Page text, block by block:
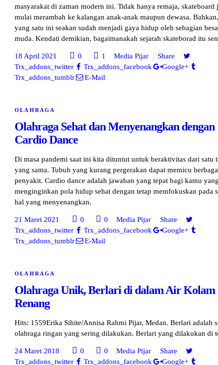
masyarakat di zaman modern ini. Tidak hanya remaja, skateboard
mulai merambah ke kalangan anak-anak maupun dewasa.
yang satu ini seakan sudah menjadi gaya hidup oleh sebagian
muda. Kendati demikian, bagaimanakah sejarah skateborad itu
18 April 2021 0 1 Media Pijar
Share
Trx_addons_twitter
Trx_addons_facebook
Google+
Trx_addons_tumblr
E-Mail
OLAHRAGA
Olahraga Sehat dan Menyenangkan dengan
Cardio Dance
Di masa pandemi saat ini kita dituntut untuk beraktivitas dari satu
yang sama. Tubuh yang kurang pergerakan dapat memicu
penyakit. Cardio dance adalah jawaban yang tepat bagi kamu
menginginkan pola hidup sehat dengan tetap memfokuskan pada
hal yang menyenangkan.
21 Maret 2021 0 0 Media Pijar
Share
Trx_addons_twitter
Trx_addons_facebook
Google+
Trx_addons_tumblr
E-Mail
OLAHRAGA
Olahraga Unik, Berlari di dalam Air Kolam
Renang
Hits: 1559Erika Sihite/Annisa Rahmi Pijar, Medan. Berlari adalah
olahraga ringan yang sering dilakukan. Berlari yang dilakukan di
24 Maret 2018 0 0 Media Pijar
Share
Trx_addons_twitter
Trx_addons_facebook Google+